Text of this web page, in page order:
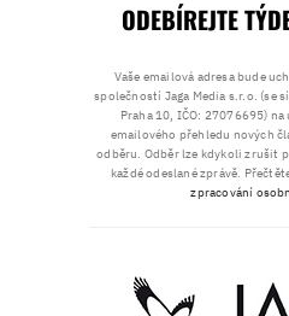
ODEBÍREJTE
Vaše emailová adresa bude
společností Jaga Media s.r.o. (se
Praha 10, IČO: 27076695)
emailového přehledu nových
odběru. Odběr lze kdykoli zrušit
každé odeslané zprávě.
zpracování